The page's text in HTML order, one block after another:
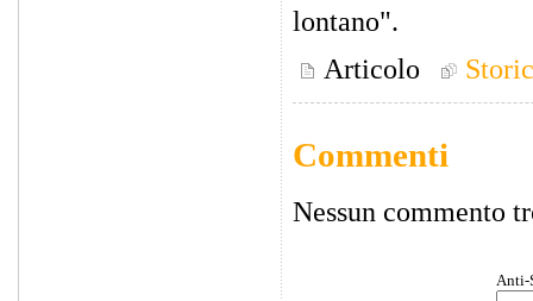
lontano".
Articolo
Commenti
Nessun commento
Anti-